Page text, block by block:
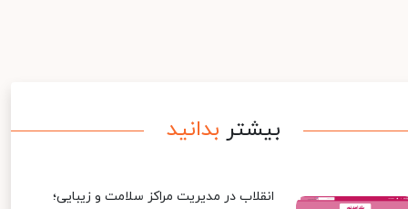
بیشتر بدانید
انقلاب در مدیریت مراکز سلامت و زیبایی؛